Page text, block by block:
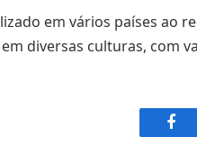
em vários países ao
diversas culturas, com